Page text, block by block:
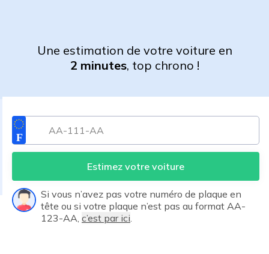
Une estimation de votre voiture en
2 minutes, top chrono !
Estimez votre voiture
Si vous n’avez pas votre numéro de plaque en
tête ou si votre plaque n’est pas au format AA-
123-AA, c’est par ici